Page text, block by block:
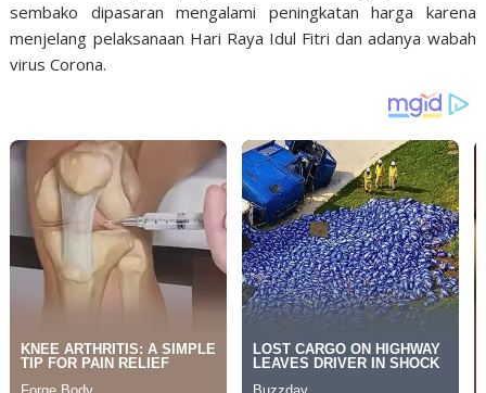
sembako dipasaran mengalami peningkatan harga karena
menjelang pelaksanaan Hari Raya Idul Fitri dan adanya wabah
virus Corona.